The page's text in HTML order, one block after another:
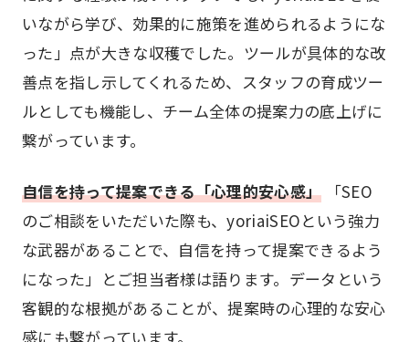
いながら学び、効果的に施策を進められるようにな
った」点が大きな収穫でした。ツールが具体的な改
善点を指し示してくれるため、スタッフの育成ツー
ルとしても機能し、チーム全体の提案力の底上げに
繋がっています。
自信を持って提案できる「心理的安心感」 「SEO
のご相談をいただいた際も、yoriaiSEOという強力
な武器があることで、自信を持って提案できるよう
になった」とご担当者様は語ります。データという
客観的な根拠があることが、提案時の心理的な安心
感にも繋がっています。